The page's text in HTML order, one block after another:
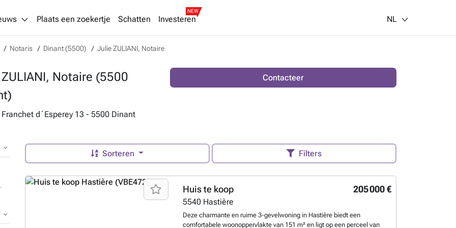
Plaats een zoekertje Schatten Investeren
NEW
NL
Notaris Dinant (5500) Julie ZULIANI, Notaire
Notaire (5500
d´Esperey 13 - 5500 Dinant
Contacteer
Sorteren Filters
205 000 €
Huis te koop
5540 Hastière
Deze charmante en ruime 3-gevelwoning in Hastière biedt een
comfortabele woonoppervlakte van 151 m² en ligt op een perceel van